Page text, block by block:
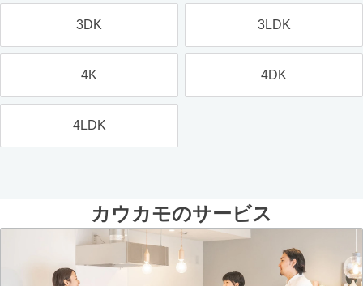
3DK 3LDK
4K 4DK
4LDK
カウカモのサービス